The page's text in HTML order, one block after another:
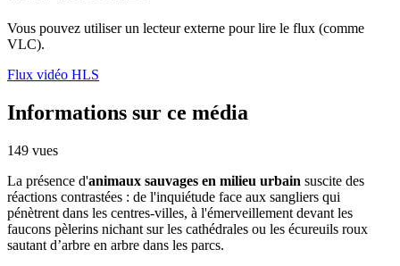
Vous pouvez utiliser un lecteur externe pour lire le flux (comme
VLC).
Flux vidéo HLS
Informations sur ce média
149 vues
La présence d'animaux sauvages en milieu urbain suscite des
réactions contrastées : de l'inquiétude face aux sangliers qui
pénètrent dans les centres-villes, à l'émerveillement devant les
faucons pèlerins nichant sur les cathédrales ou les écureuils roux
sautant d’arbre en arbre dans les parcs.